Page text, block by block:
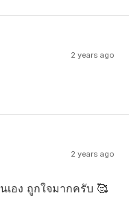
2 years ago
2 years ago
เอง ถูกใจมากครับ 🥰